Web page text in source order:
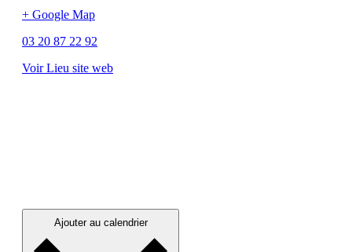
+ Google Map
03 20 87 22 92
Voir Lieu site web
Ajouter au calendrier